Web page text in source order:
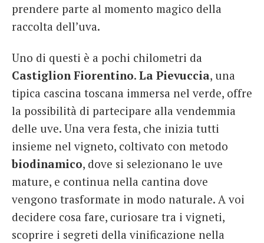
prendere parte al momento magico della
raccolta dell’uva.
Uno di questi è a pochi chilometri da
Castiglion Fiorentino. La Pievuccia, una
tipica cascina toscana immersa nel verde, offre
la possibilità di partecipare alla vendemmia
delle uve. Una vera festa, che inizia tutti
insieme nel vigneto, coltivato con metodo
biodinamico, dove si selezionano le uve
mature, e continua nella cantina dove
vengono trasformate in modo naturale. A voi
decidere cosa fare, curiosare tra i vigneti,
scoprire i segreti della vinificazione nella